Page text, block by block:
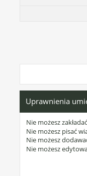
Uprawnienia
Nie możesz
Nie możesz pisać
Nie możesz
Nie możesz